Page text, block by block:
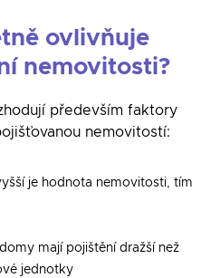
ovlivňuje
nemovitosti?
především faktory
nemovitostí:
je hodnota nemovitosti, tím
mají pojištění dražší než
jednotky